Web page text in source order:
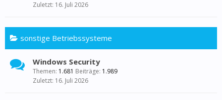
16. Juli 2026
sonstige Betriebssysteme
Windows Security
Themen: 1.681 Beiträge: 1.989
16. Juli 2026